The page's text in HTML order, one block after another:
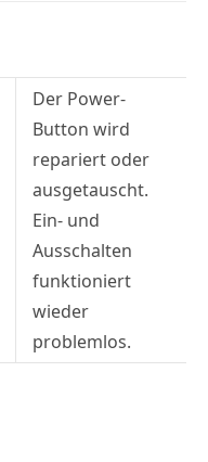
Der Power-
Button wird
repariert oder
ausgetauscht.
Ein- und
Ausschalten
funktioniert
wieder
problemlos.